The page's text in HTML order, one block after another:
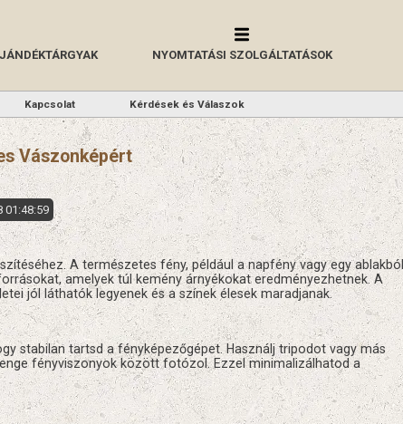
NYOMTATÁSI SZOLGÁLTATÁSOK
Kapcsolat Kérdések és Válaszok
Vászonképért
01:48:59
A természetes fény, például a napfény vagy egy ablakból
amelyek túl kemény árnyékokat eredményezhetnek. A
jól láthatók legyenek és a színek élesek maradjanak.
stabilan tartsd a fényképezőgépet. Használj tripodot vagy más
fényviszonyok között fotózol. Ezzel minimalizálhatod a